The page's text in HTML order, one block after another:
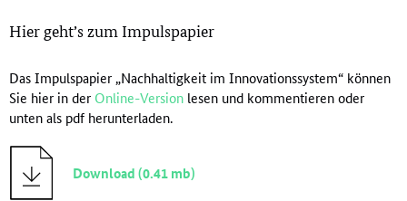
Hier geht’s zum Impulspapier
Das Impulspapier „Nachhaltigkeit im Innovationssystem“ können
Sie hier in der Online-Version lesen und kommentieren oder
unten als pdf herunterladen.
Download (0.41 mb)